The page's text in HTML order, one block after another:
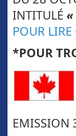
INTITULÉ «
POUR
*POUR
EMISSION